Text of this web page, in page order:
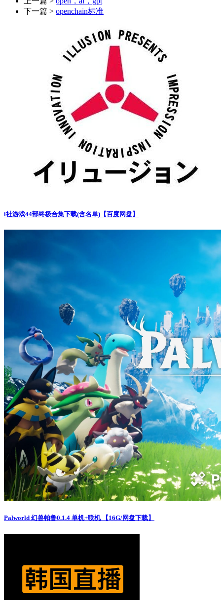
下一篇 > openchain标准
i社游戏44部终极合集下载(含名单)【百度网盘】
Palworld 幻兽帕鲁0.1.4 单机+联机 【16G/网盘下载】